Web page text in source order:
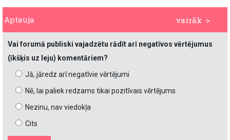
vairāk >
Aptauja
Vai forumā publiski vajadzētu rādīt arī negatīvos vērtējumus
(īkšķis uz leju) komentāriem?
Jā, jāredz arī negatīvie vērtējumi
Nē, lai paliek redzams tikai pozitīvais vērtējums
Nezinu, nav viedokļa
Cits